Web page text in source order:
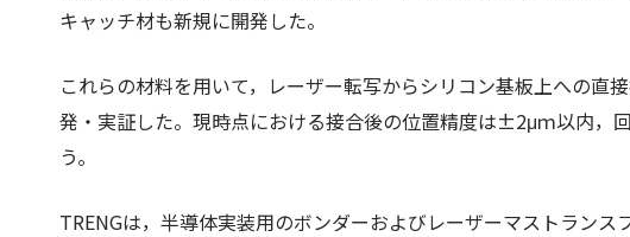
キャッチ材も新規に開発した。
これらの材料を用いて，レーザー転写からシリコン基板上への直
発・実証した。現時点における接合後の位置精度は±2μｍ以内，
う。
TRENGは，半導体実装用のボンダーおよびレーザーマストラン